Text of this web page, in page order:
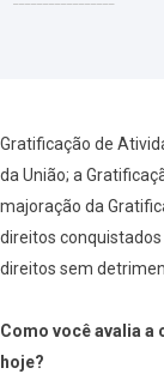
Gratificação de
da União; a
majoração da
direitos
direitos sem
Como você avalia
hoje?